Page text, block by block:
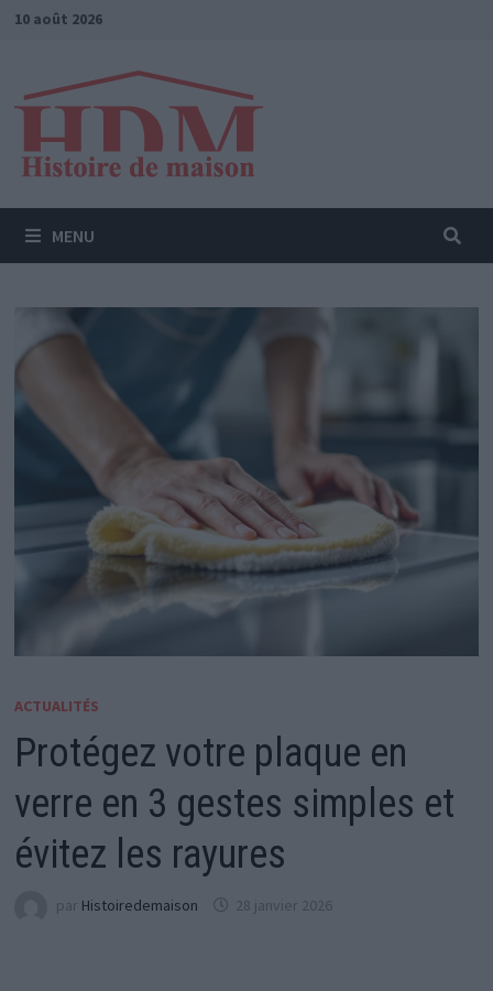
Passer
10 août 2026
MENU
ACTUALITÉS
Protégez votre plaque en
verre en 3 gestes simples et
évitez les rayures
par Histoiredemaison 28 janvier 2026